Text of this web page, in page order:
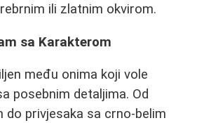
ili zlatnim okvirom.
sa Karakterom
među onima koji vole
posebnim detaljima. Od
do privjesaka sa crno-belim